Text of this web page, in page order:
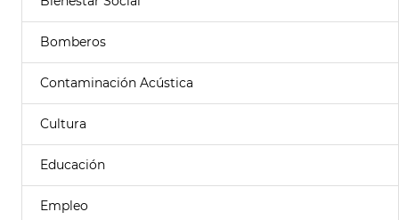
Bomberos
Contaminación Acústica
Cultura
Educación
Empleo